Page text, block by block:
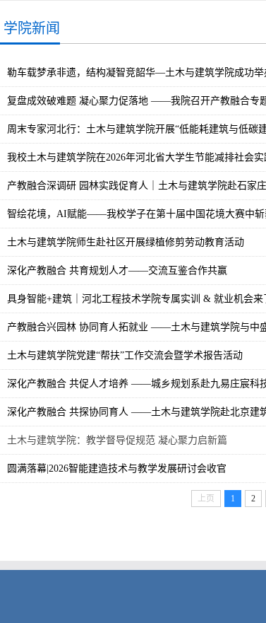
学院新闻
勒车载梦承非遗，结构凝智竞韶华—土木与建筑学院成功
复盘成效破难题 凝心聚力促落地 ——我院召开产教融合专
周末专家河北行：土木与建筑学院开展“低能耗建筑与低碳
我校土木与建筑学院在2026年河北省大学生节能减排社会
产教融合深调研 园林实践促育人｜土木与建筑学院赴石家
智绘花境，AI赋能——我校学子在第十届中国花境大赛中斩
土木与建筑学院师生赴社区开展绿植修剪劳动教育活动
深化产教融合 共育规划人才——交流互鉴合作共赢
具身智能+建筑｜河北工程技术学院专属实训 & 就业机会来
产教融合兴园林 协同育人拓就业 ——土木与建筑学院与中
土木与建筑学院党建“帮扶”工作交流会暨学术报告活动
深化产教融合 共促人才培养 ——城乡规划系赴九易庄宸科
深化产教融合 共探协同育人 ——土木与建筑学院赴北京建
土木与建筑学院：教学督导促规范 凝心聚力启新篇
圆满落幕|2026智能建造技术与教学发展研讨会收官
上页 1 2